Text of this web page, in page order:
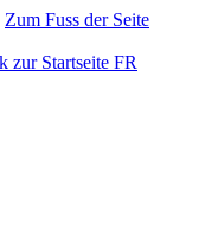
Zum Fuss der Seite
FR